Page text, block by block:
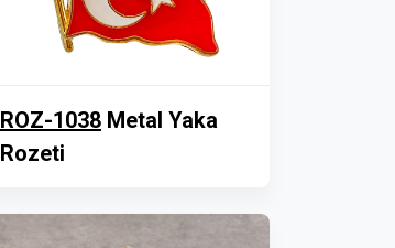
ROZ-1038 Metal Yaka
Rozeti